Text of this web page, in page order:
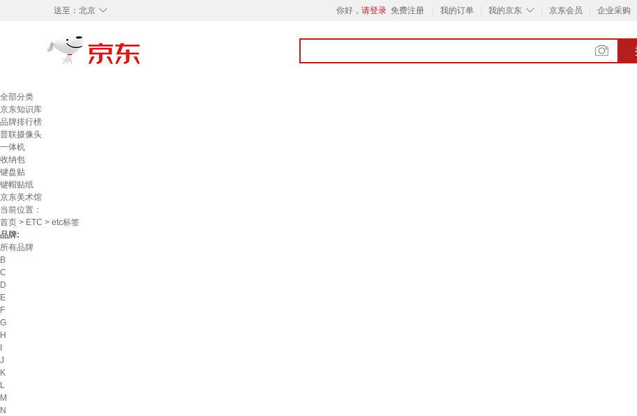
◇
送至： 北京 你好， 请登录 免费注册 我的订单 ◇
我的京东 京东会员 企业采购
全部分类
京东知识库
品牌排行榜
普联摄像头
一体机
收纳包
键盘贴
键帽贴纸
京东美术馆
当前位置：
首页 > ETC > etc标签
品牌:
所有品牌
B
C
D
E
F
G
H
J
K
L
M
N